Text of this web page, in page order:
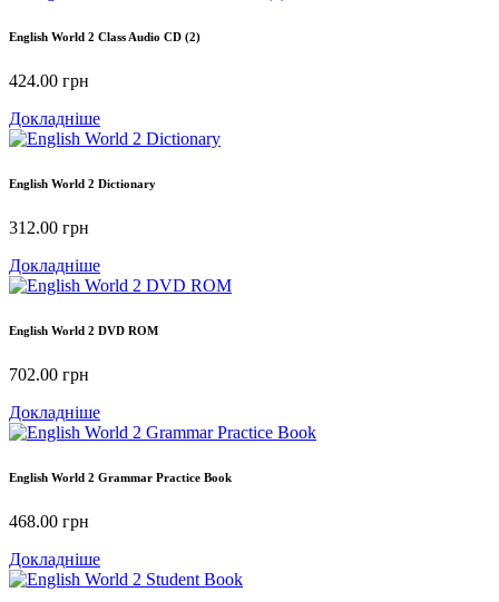
English World 2 Class Audio CD (2)
424.00 грн
Докладніше
English World 2 Dictionary
312.00 грн
Докладніше
English World 2 DVD ROM
702.00 грн
Докладніше
English World 2 Grammar Practice Book
468.00 грн
Докладніше